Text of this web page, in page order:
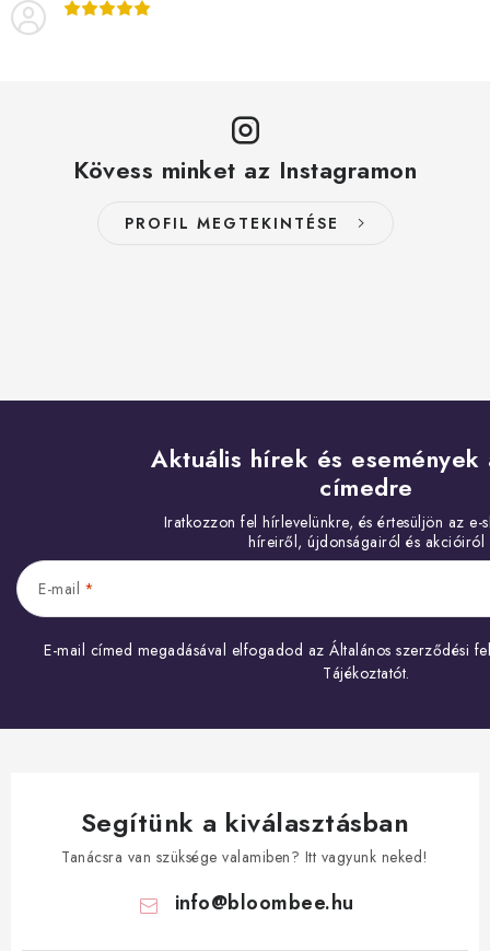
Kövess minket az Instagramon
PROFIL MEGTEKINTÉSE
Aktuális hírek és események
címedre
E-mail
E-mail címed megadásával elfogadod az Általános szerződési
Tájékoztatót.
Segítünk a kiválasztásban
Tanácsra van szüksége valamiben? Itt vagyunk neked!
info@bloombee.hu